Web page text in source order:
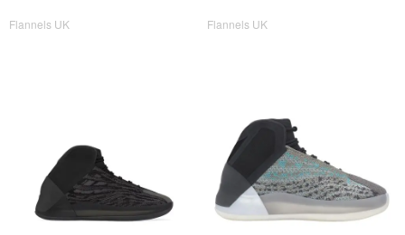
Flannels UK Flannels UK